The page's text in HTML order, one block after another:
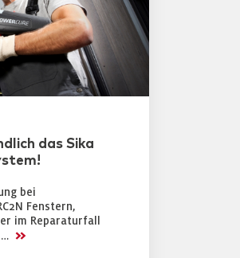
das Sika
bei
Fenstern,
im Reparaturfall
… >>